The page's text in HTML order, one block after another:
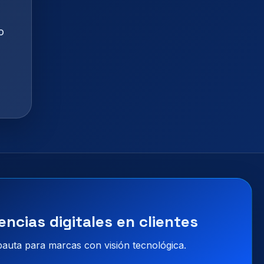
digitales en clientes
para marcas con visión tecnológica.